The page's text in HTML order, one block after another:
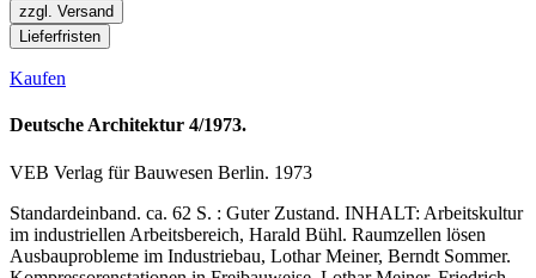
zzgl. Versand
Lieferfristen
Kaufen
Deutsche Architektur 4/1973.
VEB Verlag für Bauwesen Berlin. 1973
Standardeinband. ca. 62 S. : Guter Zustand. INHALT: Arbeitskultur
im industriellen Arbeitsbereich, Harald Bühl. Raumzellen lösen
Ausbauprobleme im Industriebau, Lothar Meiner, Berndt Sommer.